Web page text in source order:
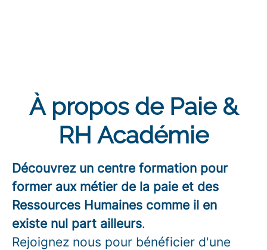
À propos de Paie &
RH Académie
Découvrez un centre formation pour
former aux métier de la paie et des
Ressources Humaines comme il en
existe nul part ailleurs.
Rejoignez nous pour bénéficier d'une